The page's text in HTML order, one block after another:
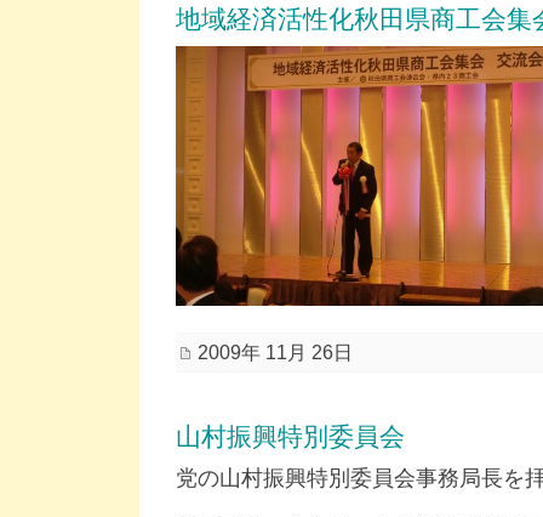
地域経済活性化秋田県商工会集
2009年 11月 26日
山村振興特別委員会
党の山村振興特別委員会事務局長を